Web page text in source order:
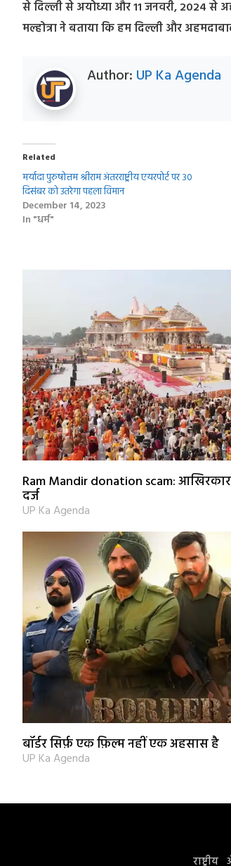
से दिल्ली से अयोध्या और 11 जनवरी, 2024 से
मल्होत्रा ने बताया कि हम दिल्ली और
Author: UP Ka Agenda
Related
मर्यादा पुरुषोत्तम श्रीराम अंतरराष्ट्रीय एयरपोर्ट पर 30
दिसंबर को उतरेगा पहला विमान
December 14, 2023
In "धर्म"
Ram Mandir donation scam:
दर्ज
UP Ka Agenda
बॉर्डर सिर्फ़ एक फ़िल्म नहीं एक अहसास है
UP Ka Agenda
राष्ट्रीय